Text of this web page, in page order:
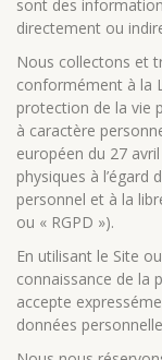
sont des
directement ou
Nous collectons et
conformément à la
protection de la vie
à caractère
européen du 27
physiques à
personnel et à la
ou « RGPD »).
En utilisant le Site
connaissance de la
accepte
données